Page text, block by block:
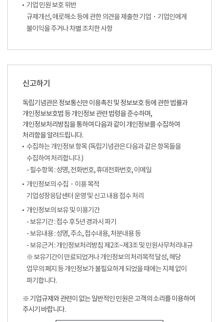
기업 민원 보호 위반
규제개선, 애로해소 등에 관한 의견을 제출한 기업・기업인에게
불이익을 주거나 차별 조치한 사항
신고하기
독립기념관은 정보통신만 이용촉진 및 정보보호 등에 관한 법률과
개인정보보호법 등 개인정보 관련 법령을 준수하며,
개인정보처리방침을 통하여 다음과 같이 개인정보를 수집하여
처리함을 알려드립니다.
수집하는 개인정보 항목 (독립기념관은 다음과 같은 항목들을
수집하여 처리합니다.)
- 필수항목 : 성명, 전화번호, 휴대전화번호, 이메일
개인정보의 수집・이용 목적
기업성장응답센터 운영 및 신고 내용 접수 처리
개인정보의 보유 및 이용기간
- 보유기간 : 접수 후 5년 경과시 파기
- 보유내용 : 성명, 주소, 접수내용, 처분내용 등
- 보유근거 : 개인정보처리방침 제2조~제3조 및 민원사무처리내규
※ 보유기간이 만료되었거나 개인정보의 처리목적 달성, 해당
업무의 폐지 등 개인정보가 불필요하게 되었을 때에는 지체 없이
파기합니다.
※ 기업규제와 관련이 없는 일반적인 민원은 고객의 소리를 이용하여
주시기 바랍니다.